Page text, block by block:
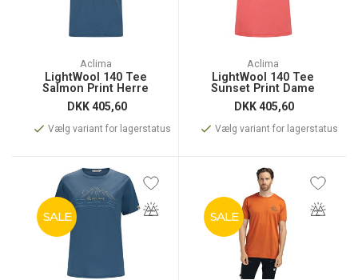
Aclima
LightWool 140 Tee
Salmon Print Herre
DKK405,60
Vælg variant for lagerstatus
Aclima
LightWool 140 Tee
Sunset Print Dame
DKK405,60
Vælg variant for lagerstatus
SALE SALE